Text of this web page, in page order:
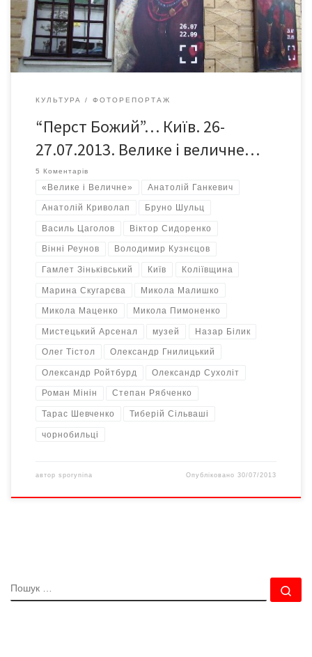
Про виставку, про Київ мистецький і немистецький…
КУЛЬТУРА ФОТОРЕПОРТАЖ
“Перст Божий”… Київ. 26-
27.07.2013. Велике і величне…
5 Коментарів
«Велике і Величне» Анатолій Ганкевич
Анатолій Криволап Бруно Шульц
Василь Цаголов Віктор Сидоренко
Вінні Реунов Володимир Кузнєцов
Гамлет Зіньківський Київ Коліївщина
Марина Скугарєва Микола Малишко
Микола Маценко Микола Пимоненко
Мистецький Арсенал музей Назар Білик
Олег Тістол Олександр Гнилицький
Олександр Ройтбурд Олександр Сухоліт
Роман Мінін Степан Рябченко
Тарас Шевченко Тиберій Сільваші
чорнобильці
автор sporynina Опубліковано30/07/2013
ПОШУК